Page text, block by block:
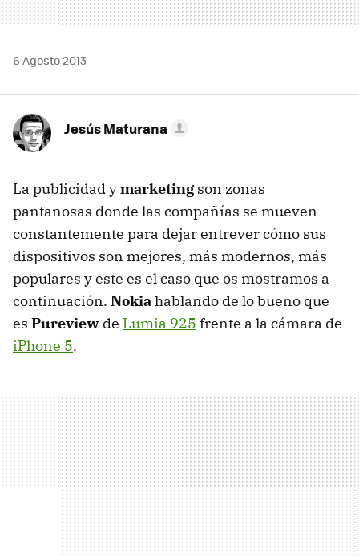
6 Agosto 2013
Jesús Maturana
La publicidad ymarketingson zonas
pantanosas donde las compañías se mueven
constantemente para dejar entrever cómo sus
dispositivos son mejores, más modernos, más
populares y este es el caso que os mostramos a
continuación. Nokiahablando de lo bueno que
es Pureview de Lumia 925 frente a la cámara de
iPhone 5.